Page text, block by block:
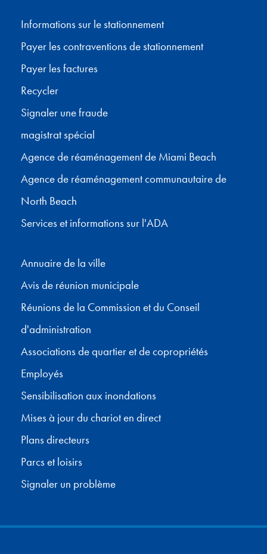
Informations sur le stationnement
Payer les contraventions de stationnement
Payer les factures
Recycler
Signaler une fraude
magistrat spécial
Agence de réaménagement de Miami Beach
Agence de réaménagement communautaire de
North Beach
Services et informations sur l'ADA
Annuaire de la ville
Avis de réunion municipale
Réunions de la Commission et du Conseil
d'administration
Associations de quartier et de copropriétés
Employés
Sensibilisation aux inondations
Mises à jour du chariot en direct
Plans directeurs
Parcs et loisirs
Signaler un problème